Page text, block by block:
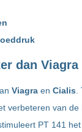
dan
Viagra enCialis
verbeteren van
PT 141